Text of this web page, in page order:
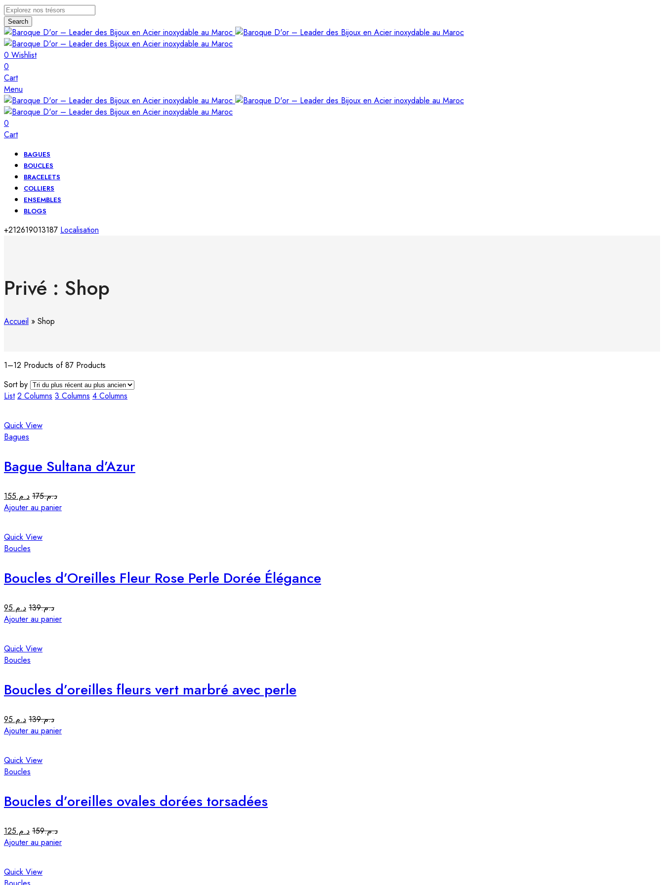
Search
0 Wishlist
0
Cart
Menu
0
Cart
BAGUES
BOUCLES
BRACELETS
COLLIERS
ENSEMBLES
BLOGS
+212619013187 Localisation
Privé : Shop
Accueil » Shop
1–12 Products of 87 Products
Sort by
List 2 Columns 3 Columns 4 Columns
Quick View
Bagues
Bague Sultana d’Azur
د.م.155 د.م.175
Ajouter au panier
Quick View
Boucles
Boucles d’Oreilles Fleur Rose Perle Dorée Élégance
د.م.95 د.م.139
Ajouter au panier
Quick View
Boucles
Boucles d’oreilles fleurs vert marbré avec perle
د.م.95 د.م.139
Ajouter au panier
Quick View
Boucles
Boucles d’oreilles ovales dorées torsadées
د.م.125 د.م.159
Ajouter au panier
Quick View